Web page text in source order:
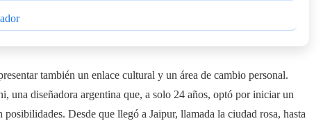
también un enlace cultural y un área de cambio personal.
una diseñadora argentina que, a solo 24 años, optó por iniciar un
Desde que llegó a Jaipur, llamada la ciudad rosa, hasta